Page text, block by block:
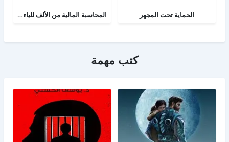
الحماية تحت المجهر المحاسبة المالية من الألف للياء - الجزء الثاني
كتب مهمة